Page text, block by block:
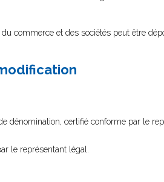
commerce et des sociétés peut être
dénomination, certifié conforme par le
le représentant légal.